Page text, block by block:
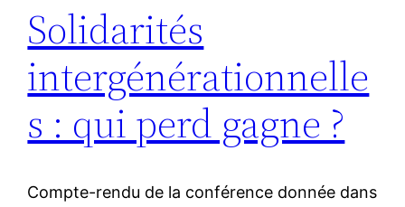
Solidarités
intergénérationnelle
s : qui perd gagne ?
Compte-rendu de la conférence donnée dans